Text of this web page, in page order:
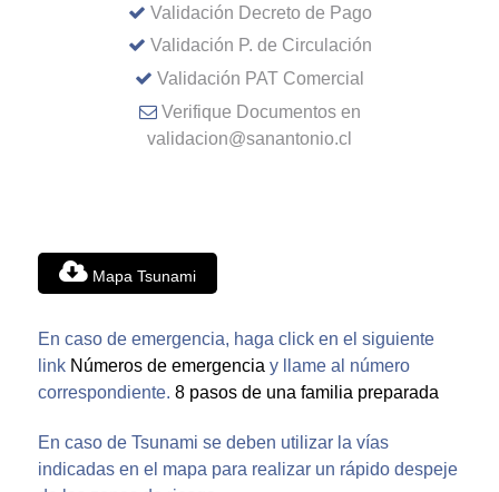
Validación Decreto de Pago
Validación P. de Circulación
Validación PAT Comercial
Verifique Documentos en
validacion@sanantonio.cl
Mapa Tsunami
En caso de emergencia, haga click en el siguiente
link Números de emergencia y llame al número
correspondiente. 8 pasos de una familia preparada
En caso de Tsunami se deben utilizar la vías
indicadas en el mapa para realizar un rápido despeje